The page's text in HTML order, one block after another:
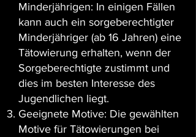
Minderjährigen: In einigen Fällen
kann auch ein sorgeberechtigter
Minderjähriger (ab 16 Jahren) eine
Tätowierung erhalten, wenn der
Sorgeberechtigte zustimmt und
dies im besten Interesse des
Jugendlichen liegt.
Geeignete Motive: Die gewählten
Motive für Tätowierungen bei